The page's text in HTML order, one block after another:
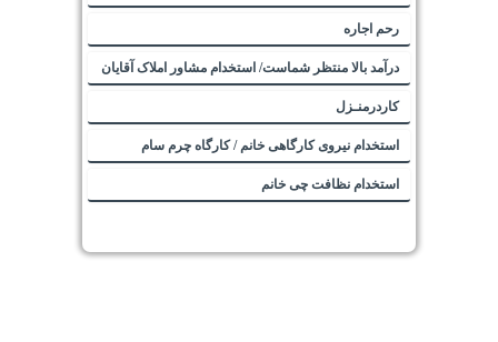
رحم اجاره
درآمد بالا منتظر شماست/ استخدام مشاور املاک آقایان
کاردرمنـزل
استخدام نیروی کارگاهی خانم / کارگاه چرم سام
استخدام نظافت چی خانم